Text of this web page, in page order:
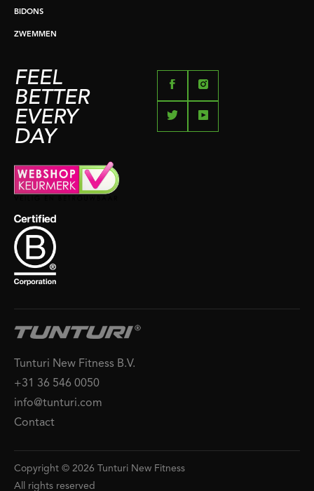
BIDONS
ZWEMMEN
FEEL
BETTER
EVERY
DAY
Tunturi New Fitness B.V.
+31 36 546 0050
info@tunturi.com
Contact
Copyright © 2026 Tunturi New Fitness
All rights reserved